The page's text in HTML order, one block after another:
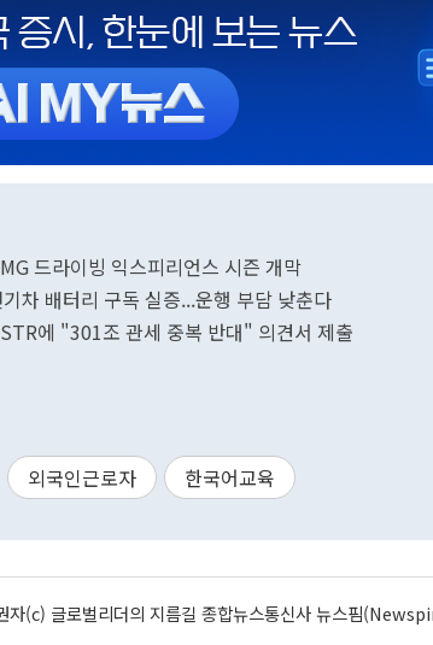
드라이빙 익스피리언스 시즌 개막
차 배터리 구독 실증...운행 부담 낮춘다
에 "301조 관세 중복 반대" 의견서 제출
외국인근로자 한국어교육
자(c) 글로벌리더의 지름길 종합뉴스통신사 뉴스핌